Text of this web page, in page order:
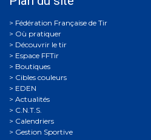
Où pratiquer
Découvrir le tir
Espace FFTir
Boutiques
Cibles couleurs
EDEN
Actualités
C.N.T.S.
Calendriers
Gestion Sportive